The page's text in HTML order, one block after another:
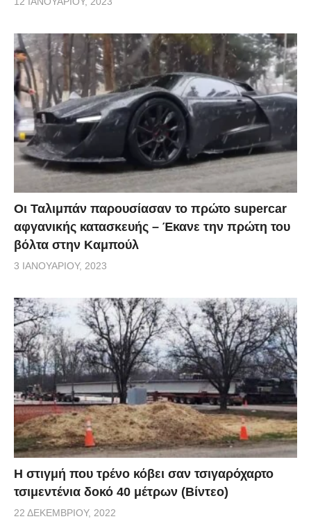
Οι Ταλιμπάν παρουσίασαν το πρώτο supercar
αφγανικής κατασκευής – Έκανε την πρώτη του
βόλτα στην Καμπούλ
3 ΙΑΝΟΥΑΡΊΟΥ, 2023
H στιγμή που τρένο κόβει σαν τσιγαρόχαρτο
τσιμεντένια δοκό 40 μέτρων (Βίντεο)
22 ΔΕΚΕΜΒΡΊΟΥ, 2022